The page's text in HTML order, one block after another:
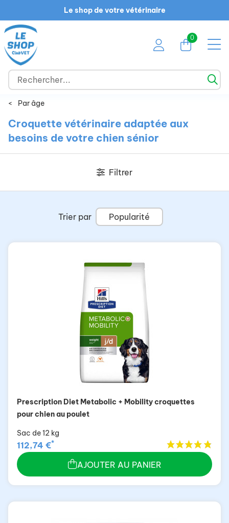
Le shop de votre vétérinaire
0
< Par âge
Croquette vétérinaire adaptée aux
besoins de votre chien sénior
Filtrer
Trier par Popularité
Prescription Diet Metabolic + Mobility croquettes
pour chien au poulet
Sac de 12 kg
112,74 €*
AJOUTER AU PANIER